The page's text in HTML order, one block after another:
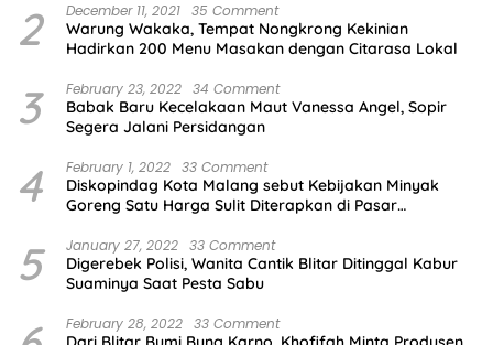
2 December 11, 2021 35 Comment
Warung Wakaka, Tempat Nongkrong Kekinian
Hadirkan 200 Menu Masakan dengan Citarasa Lokal
3 February 23, 2022 34 Comment
Babak Baru Kecelakaan Maut Vanessa Angel, Sopir
Segera Jalani Persidangan
4 February 1, 2022 33 Comment
Diskopindag Kota Malang sebut Kebijakan Minyak
Goreng Satu Harga Sulit Diterapkan di Pasar
5 January 27, 2022 33 Comment
Digerebek Polisi, Wanita Cantik Blitar Ditinggal Kabur
Suaminya Saat Pesta Sabu
February 28, 2022 33 Comment